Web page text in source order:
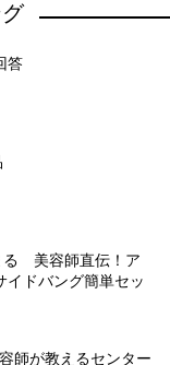
答
る 美容師直伝！ア
イドバング簡単セッ
師が教えるセンター